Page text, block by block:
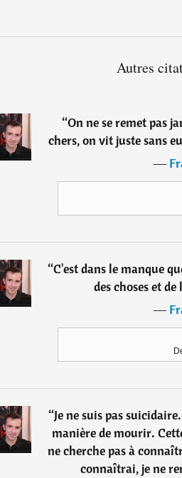
Autres
“On ne se remet pas
chers, on vit juste sans
―
“C'est dans le manque
des choses et
―
“Je ne suis pas
manière de mourir.
ne cherche pas à
connaîtrai, je ne